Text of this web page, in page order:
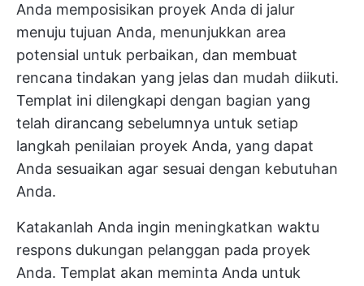
Anda memposisikan proyek Anda di jalur
menuju tujuan Anda, menunjukkan area
potensial untuk perbaikan, dan membuat
rencana tindakan yang jelas dan mudah diikuti.
Templat ini dilengkapi dengan bagian yang
telah dirancang sebelumnya untuk setiap
langkah penilaian proyek Anda, yang dapat
Anda sesuaikan agar sesuai dengan kebutuhan
Anda.
Katakanlah Anda ingin meningkatkan waktu
respons dukungan pelanggan pada proyek
Anda. Templat akan meminta Anda untuk